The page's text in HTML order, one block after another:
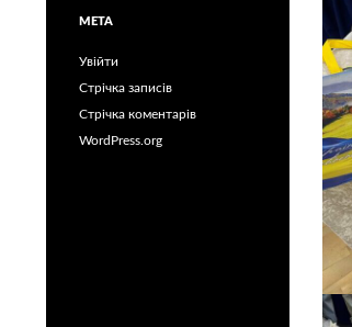
МЕТА
Увійти
Стрічка записів
Стрічка коментарів
WordPress.org